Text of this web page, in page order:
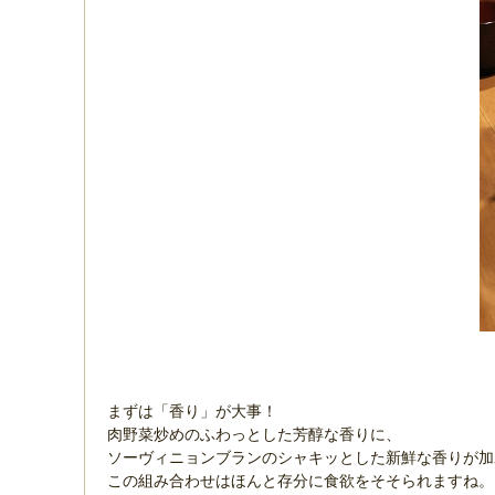
まずは「香り」が大事！
肉野菜炒めのふわっとした芳醇な香りに、
ソーヴィニョンブランのシャキッとした新鮮な香りが
この組み合わせはほんと存分に食欲をそそられますね。